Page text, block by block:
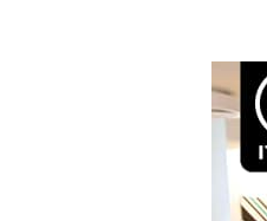
تأسيس
شركة
في
منطقة
صانعي